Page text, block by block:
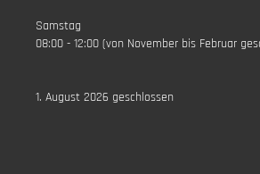
Samstag
08:00 - 12:00 (von November bis Februar
1. August 2026 geschlossen